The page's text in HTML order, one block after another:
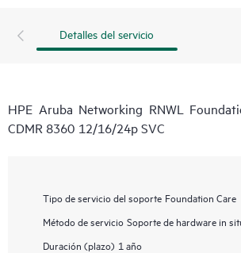
Detalles del servicio
HPE Aruba Networking RNWL
CDMR 8360 12/16/24p SVC
Tipo de servicio del soporte Foundation Care
Método de servicio Soporte de hardware in
Duración (plazo) 1 año